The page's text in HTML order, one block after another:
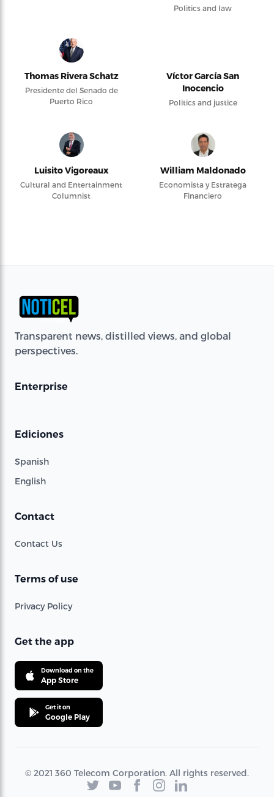
Politics and law
Thomas Rivera Schatz
Presidente del Senado de
Puerto Rico
Víctor García San
Inocencio
Politics and justice
Luisito Vigoreaux
Cultural and Entertainment
Columnist
William Maldonado
Economista y Estratega
Financiero
Transparent news, distilled views, and global
perspectives.
Enterprise
Ediciones
Spanish
English
Contact
Contact Us
Terms of use
Privacy Policy
Get the app
Download on the
App Store
Get it on
Google Play
© 2021 360 Telecom Corporation. All rights reserved.